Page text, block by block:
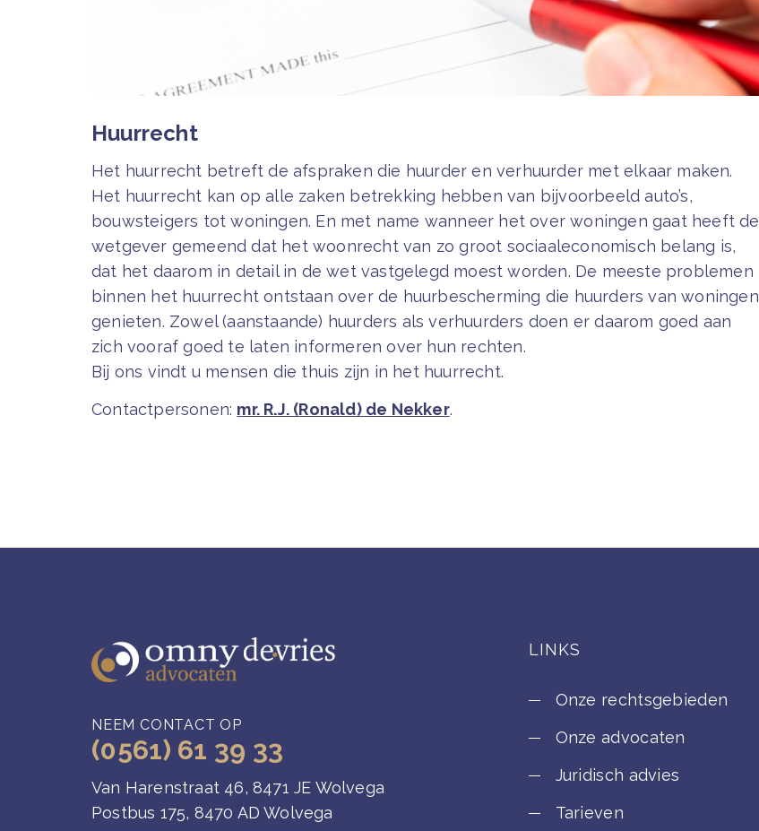
Huurrecht
Het huurrecht betreft de afspraken die huurder en verhuurder met elkaar maken.
Het huurrecht kan op alle zaken betrekking hebben van bijvoorbeeld auto’s,
bouwsteigers tot woningen. En met name wanneer het over woningen gaat heeft de
wetgever gemeend dat het woonrecht van zo groot sociaaleconomisch belang is,
dat het daarom in detail in de wet vastgelegd moest worden. De meeste problemen
binnen het huurrecht ontstaan over de huurbescherming die huurders van woningen
genieten. Zowel (aanstaande) huurders als verhuurders doen er daarom goed aan
zich vooraf goed te laten informeren over hun rechten.
Bij ons vindt u mensen die thuis zijn in het huurrecht.
Contactpersonen: mr. R.J. (Ronald) de Nekker.
NEEM CONTACT OP
(0561) 61 39 33
Van Harenstraat 46, 8471 JE Wolvega
Postbus 175, 8470 AD Wolvega
LINKS
Onze rechtsgebieden
Onze advocaten
Juridisch advies
Tarieven